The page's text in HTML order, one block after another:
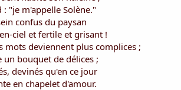
"je m'appelle Solène."
confus du paysan
ciel et fertile et grisant !
mots deviennent plus complices ;
un bouquet de délices ;
devinés qu'en ce jour
en chapelet d'amour.